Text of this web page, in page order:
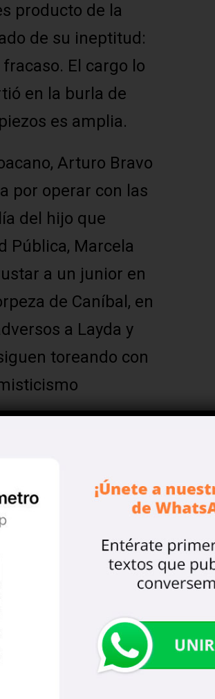
producto de la
de su ineptitud:
El cargo lo
en la burla de
es amplia.
Arturo Bravo
por operar con las
del hijo que
Pública, Marcela
a un junior en
de Caníbal, en
a Layda y
toreando con
mal.
Cazarín,
afectado por
perpetuo de
la delirante
cuando en
que más aplauda